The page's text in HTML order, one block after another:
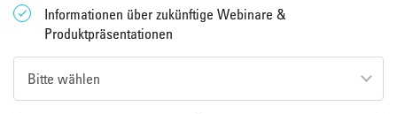
Informationen über zukünftige Webinare &
Produktpräsentationen